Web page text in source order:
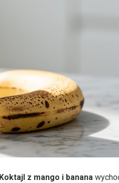
Koktajl z mango i banana